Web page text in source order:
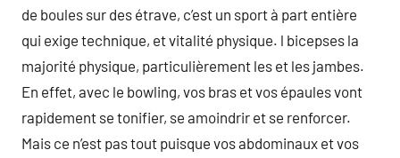
de boules sur des étrave, c’est un sport à part entière
qui exige technique, et vitalité physique. l bicepses la
majorité physique, particulièrement les et les jambes.
En effet, avec le bowling, vos bras et vos épaules vont
rapidement se tonifier, se amoindrir et se renforcer.
Mais ce n’est pas tout puisque vos abdominaux et vos